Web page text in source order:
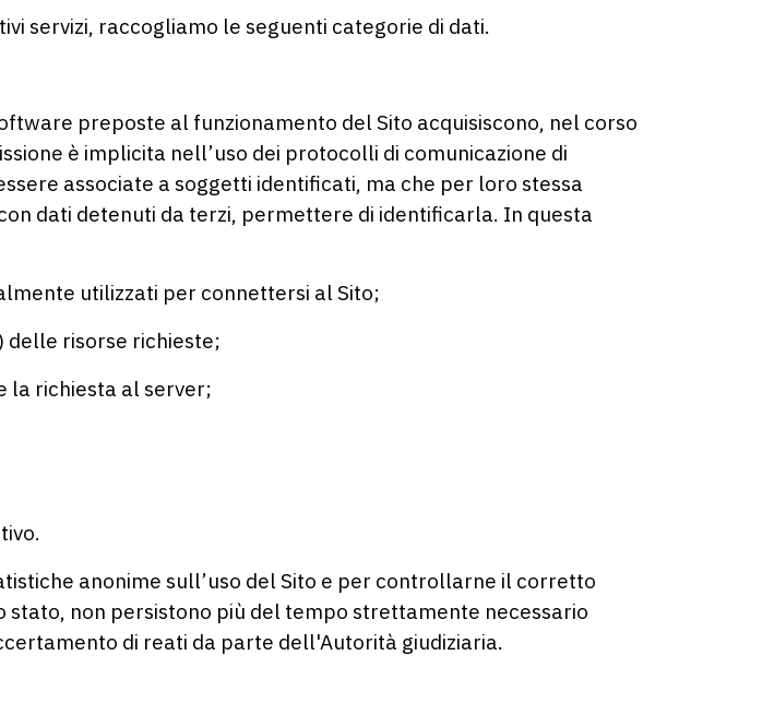
servizi, raccogliamo le seguenti categorie di dati.
preposte al funzionamento del Sito acquisiscono, nel corso
è implicita nell’uso dei protocolli di comunicazione di
associate a soggetti identificati, ma che per loro stessa
dati detenuti da terzi, permettere di identificarla. In questa
utilizzati per connettersi al Sito;
risorse richieste;
richiesta al server;
anonime sull’uso del Sito e per controllarne il corretto
non persistono più del tempo strettamente necessario
di reati da parte dell'Autorità giudiziaria.